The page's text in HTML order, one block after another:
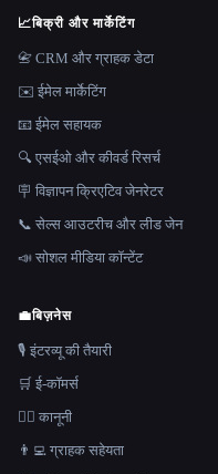
📈बिक्री और मार्केटिंग
📇 CRM और ग्राहक डेटा
✉️ ईमेल मार्केटिंग
📧 ईमेल सहायक
🔍 एसईओ और कीवर्ड रिसर्च
🪧 विज्ञापन क्रिएटिव जेनरेटर
📞 सेल्स आउटरीच और लीड जेन
📣 सोशल मीडिया कॉन्टेंट
💼बिज़नेस
🎙️ इंटरव्यू की तैयारी
🛒 ई-कॉमर्स
👩‍⚖️ कानूनी
👨‍💻 ग्राहक सहेयता